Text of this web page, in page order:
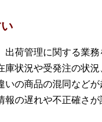
荷管理に関する業
状況や受発注の状
の商品の混同など
の遅れや不正確さ